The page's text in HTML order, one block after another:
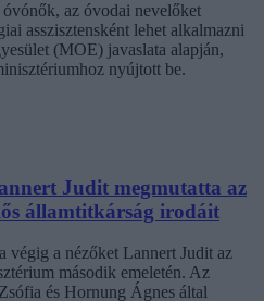
az óvodai nevelőket
asszisztensként lehet alkalmazni
(MOE) javaslata alapján,
nyújtott be.
Judit megmutatta az
államtitkárság irodáit
végig a nézőket Lannert Judit az
második emeletén. Az
és Hornung Ágnes által